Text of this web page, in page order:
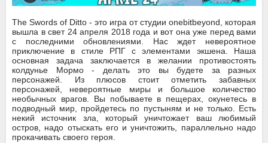
The Swords of Ditto - это игра от студии onebitbeyond, которая
вышла в свет 24 апреля 2018 года и вот она уже перед вами
с последними обновлениями. Нас ждет невероятное
приключение в стиле РПГ с элементами экшена. Наша
основная задача заключается в желании противостоять
колдунье Мормо - делать это вы будете за разных
персонажей. Из плюсов стоит отметить забавных
персонажей, невероятные миры и большое количество
необычных врагов. Вы побываете в пещерах, окунетесь в
подводный мир, пройдетесь по пустыням и не только. Есть
некий источник зла, который уничтожает ваш любимый
остров, надо отыскать его и уничтожить, параллельно надо
прокачивать своего героя.